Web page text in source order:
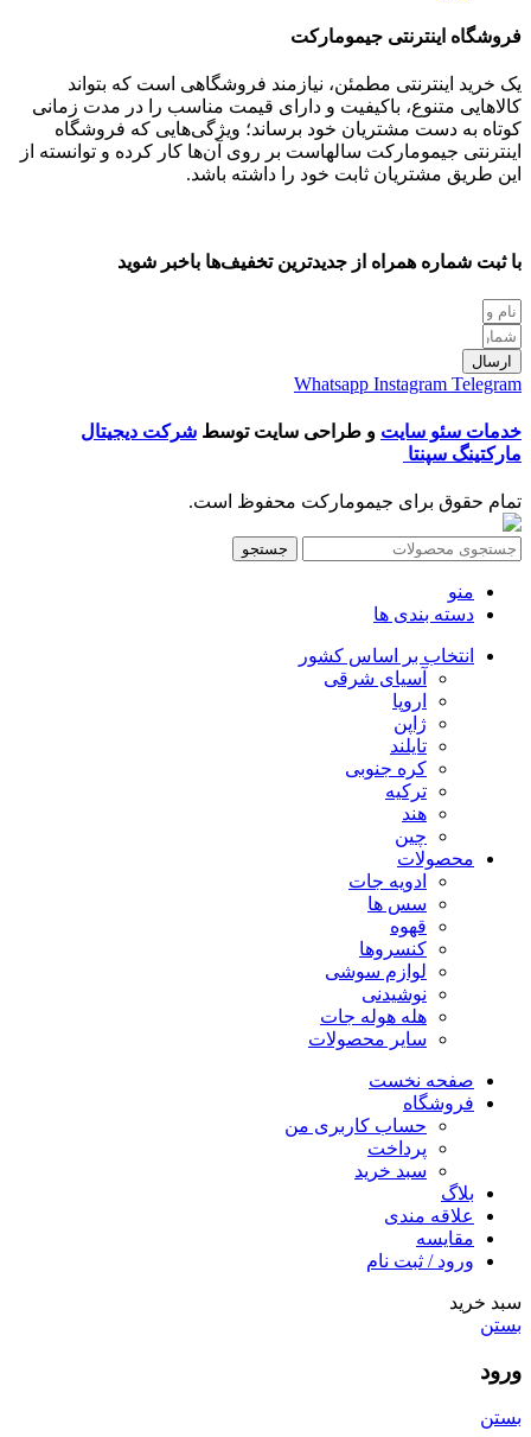
فروشگاه اینترنتی جیمومارکت
یک خرید اینترنتی مطمئن، نیازمند فروشگاهی است که بتواند
کالاهایی متنوع، باکیفیت و دارای قیمت مناسب را در مدت زمانی
کوتاه به دست مشتریان خود برساند؛ ویژگی‌هایی که فروشگاه
اینترنتی جیمومارکت سالهاست بر روی آن‌ها کار کرده و توانسته از
این طریق مشتریان ثابت خود را داشته باشد.
با ثبت شماره همراه از جدید‌ترین تخفیف‌ها با‌خبر شوید
ارسال
Whatsapp Instagram Telegram
خدمات سئو سایت و طراحی سایت توسط شرکت دیجیتال
مارکتینگ سپنتا
تمام حقوق برای جیمومارکت محفوظ است.
جستجو
منو
دسته بندی ها
انتخاب بر اساس کشور
آسیای شرقی
اروپا
ژاپن
تایلند
کره جنوبی
ترکیه
هند
چین
محصولات
ادویه جات
سس ها
قهوه
کنسروها
لوازم سوشی
نوشیدنی
هله هوله جات
سایر محصولات
صفحه نخست
فروشگاه
حساب کاربری من
پرداخت
سبد خرید
بلاگ
علاقه مندی
مقایسه
ورود / ثبت نام
سبد خرید
بستن
ورود
بستن